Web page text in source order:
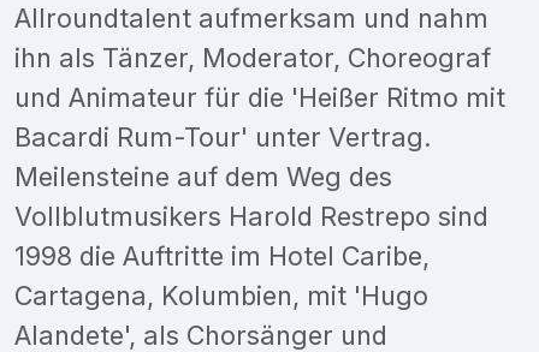
Allroundtalent aufmerksam und nahm
ihn als Tänzer, Moderator, Choreograf
und Animateur für die 'Heißer Ritmo mit
Bacardi Rum-Tour' unter Vertrag.
Meilensteine auf dem Weg des
Vollblutmusikers Harold Restrepo sind
1998 die Auftritte im Hotel Caribe,
Cartagena, Kolumbien, mit 'Hugo
Alandete', als Chorsänger und